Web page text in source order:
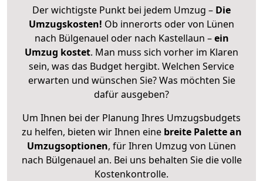
Der wichtigste Punkt bei jedem Umzug – Die
Umzugskosten! Ob innerorts oder von Lünen
nach Bülgenauel oder nach Kastellaun –ein
Umzug kostet. Man muss sich vorher im Klaren
sein, was das Budget hergibt. Welchen Service
erwarten und wünschen Sie? Was möchten Sie
dafür ausgeben?
Um Ihnen bei der Planung Ihres Umzugsbudgets
zu helfen, bieten wir Ihnen eine breite Palette an
Umzugsoptionen, für Ihren Umzug von Lünen
nach Bülgenauel an. Bei uns behalten Sie die volle
Kostenkontrolle.